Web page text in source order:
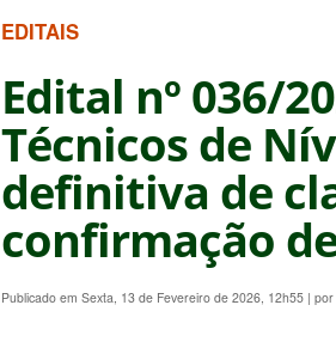
EDITAIS
Edital nº 036/
Técnicos de
definitiva de
confirmação
Publicado em Sexta, 13 de Fevereiro de 2026, 12h55 | por